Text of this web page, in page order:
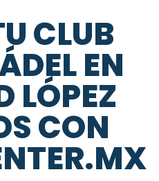
CLUB
EN
LÓPEZ
CON